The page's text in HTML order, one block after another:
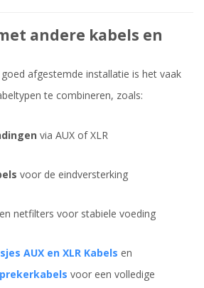
andere kabels en
afgestemde installatie is het vaak
te combineren, zoals:
via AUX of XLR
voor de eindversterking
en netfilters voor stabiele voeding
AUX en XLR Kabels en
voor een volledige